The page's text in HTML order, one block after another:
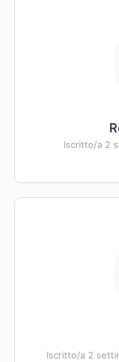
Iscritto/a 2
Iscritto/a 2